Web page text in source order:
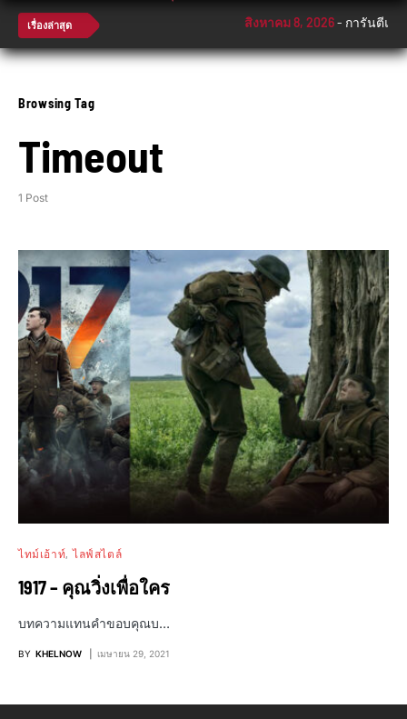
เรื่องล่าสุด สิงหาคม 8, 2026-การันตีแชม
Browsing Tag
Timeout
1 Post
ไทม์เอ้าท์ ไลฟ์สไตล์
1917 – คุณวิ่งเพื่อใคร
บทความแทนคำขอบคุณบ…
BY KHELNOW เมษายน 29, 2021